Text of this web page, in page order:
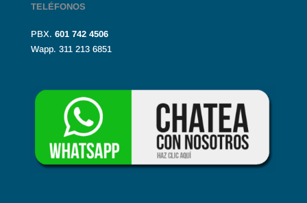
TELÉFONOS
PBX. 601 742 4506
Wapp. 311 213 6851